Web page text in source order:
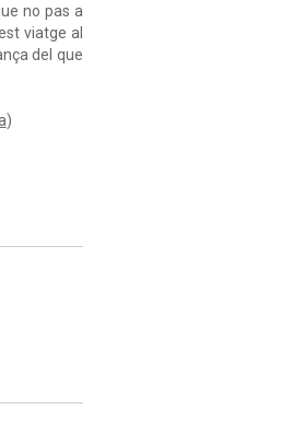
no pas a
viatge al
del que
)